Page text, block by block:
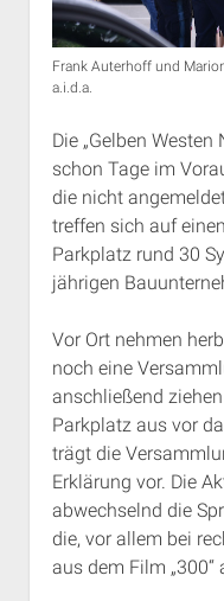
Frank Auterhoff und
a.i.d.a.
Die „Gelben
schon Tage im
die nicht
treffen sich auf
Parkplatz rund 30
jährigen
Vor Ort nehmen
noch eine
anschließend
Parkplatz aus vor
trägt die
Erklärung vor. Die
abwechselnd die
die, vor allem bei
aus dem Film „300“